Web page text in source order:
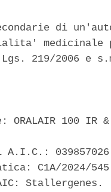
di
medicinale
219/2006 e
ORALAIR 100 IR
A.I.C.:
C1A/2024/
Stallergenes.